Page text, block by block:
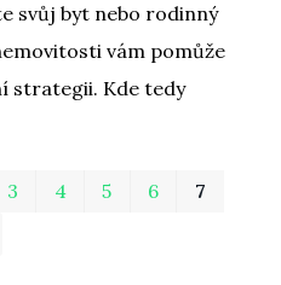
svůj byt nebo rodinný
vám pomůže
strategii. Kde tedy
3 4 5 6
7